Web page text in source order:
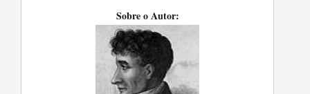
Sobre o Autor: